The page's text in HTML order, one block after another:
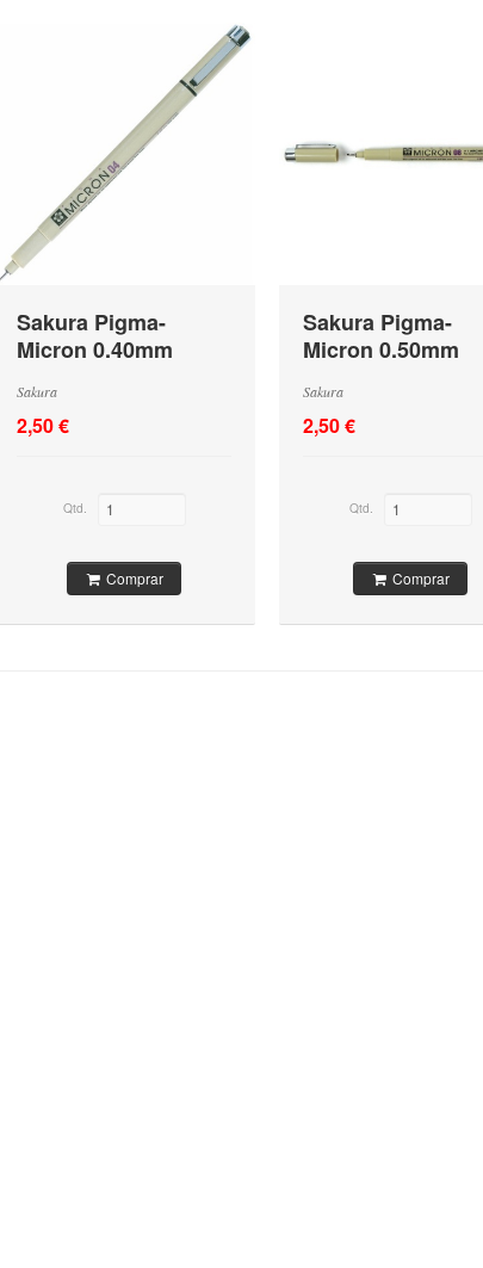
Sakura Pigma-
Micron 0.40mm
Sakura
2,50 €
Qtd.
Comprar
Sakura Pigma-
Micron 0.50mm
Sakura
2,50 €
Qtd.
Comprar